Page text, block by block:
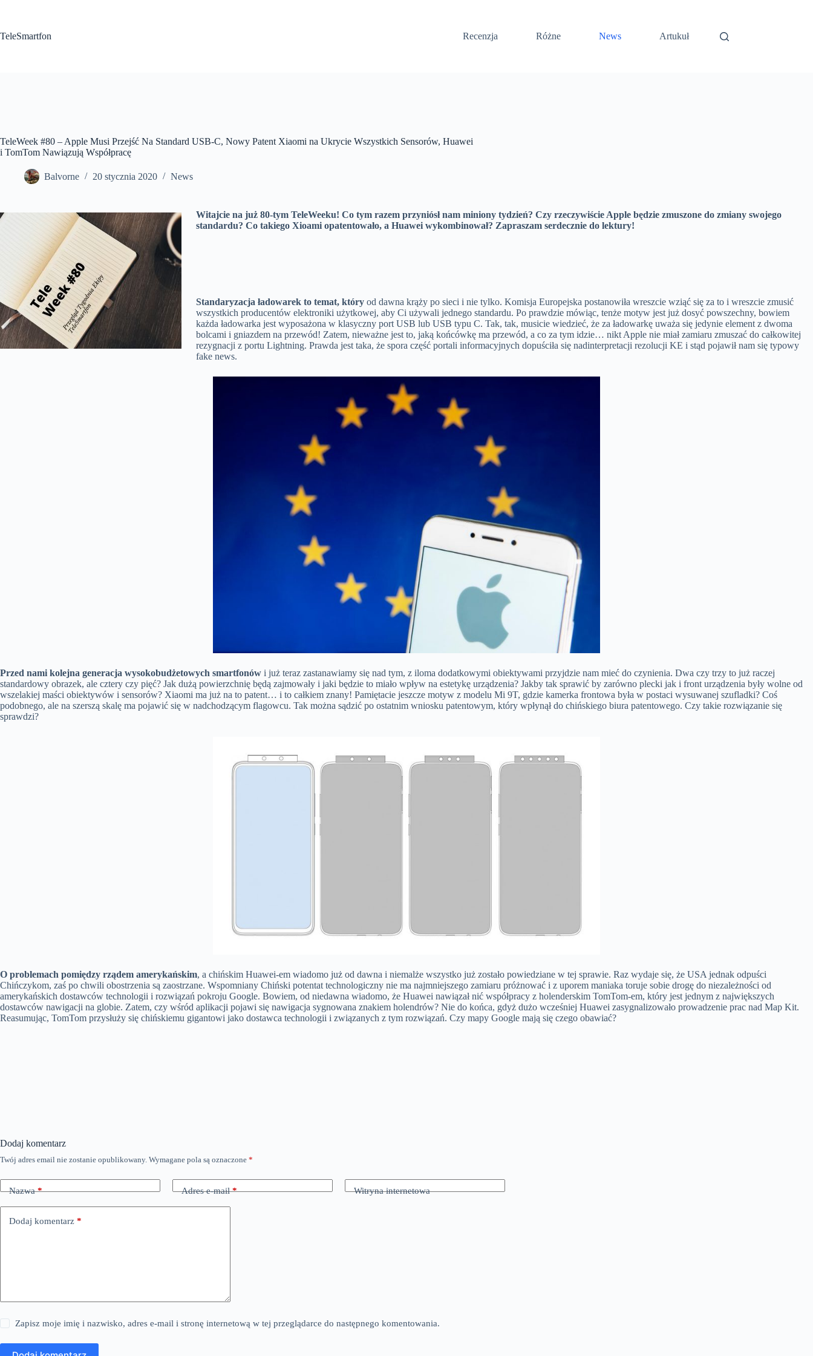
TeleSmartfon
Recenzja Różne News Artukuł
TeleWeek #80 – Apple Musi Przejść Na Standard USB-C, Nowy Patent Xiaomi na Ukrycie Wszystkich Sensorów, Huawei
i TomTom Nawiązują Współpracę
Balvorne 20 stycznia 2020 News
Witajcie na już 80-tym TeleWeeku! Co tym razem przyniósł nam miniony tydzień? Czy rzeczywiście Apple będzie zmuszone do zmiany swojego
standardu? Co takiego Xioami opatentowało, a Huawei wykombinował? Zapraszam serdecznie do lektury!
Standaryzacja ładowarek to temat, który od dawna krąży po sieci i nie tylko. Komisja Europejska postanowiła wreszcie wziąć się za to i wreszcie zmusić
wszystkich producentów elektroniki użytkowej, aby Ci używali jednego standardu. Po prawdzie mówiąc, tenże motyw jest już dosyć powszechny, bowiem
każda ładowarka jest wyposażona w klasyczny port USB lub USB typu C. Tak, tak, musicie wiedzieć, że za ładowarkę uważa się jedynie element z dwoma
bolcami i gniazdem na przewód! Zatem, nieważne jest to, jaką końcówkę ma przewód, a co za tym idzie… nikt Apple nie miał zamiaru zmuszać do całkowitej
rezygnacji z portu Lightning. Prawda jest taka, że spora część portali informacyjnych dopuściła się nadinterpretacji rezolucji KE i stąd pojawił nam się typowy
fake news.
Przed nami kolejna generacja wysokobudżetowych smartfonów i już teraz zastanawiamy się nad tym, z iloma dodatkowymi obiektywami przyjdzie nam mieć do czynienia. Dwa czy trzy to już raczej
standardowy obrazek, ale cztery czy pięć? Jak dużą powierzchnię będą zajmowały i jaki będzie to miało wpływ na estetykę urządzenia? Jakby tak sprawić by zarówno plecki jak i front urządzenia były wolne od
wszelakiej maści obiektywów i sensorów? Xiaomi ma już na to patent… i to całkiem znany! Pamiętacie jeszcze motyw z modelu Mi 9T, gdzie kamerka frontowa była w postaci wysuwanej szufladki? Coś
podobnego, ale na szerszą skalę ma pojawić się w nadchodzącym flagowcu. Tak można sądzić po ostatnim wniosku patentowym, który wpłynął do chińskiego biura patentowego. Czy takie rozwiązanie się
sprawdzi?
O problemach pomiędzy rządem amerykańskim, a chińskim Huawei-em wiadomo już od dawna i niemalże wszystko już zostało powiedziane w tej sprawie. Raz wydaje się, że USA jednak odpuści
Chińczykom, zaś po chwili obostrzenia są zaostrzane. Wspomniany Chiński potentat technologiczny nie ma najmniejszego zamiaru próżnować i z uporem maniaka toruje sobie drogę do niezależności od
amerykańskich dostawców technologii i rozwiązań pokroju Google. Bowiem, od niedawna wiadomo, że Huawei nawiązał nić współpracy z holenderskim TomTom-em, który jest jednym z największych
dostawców nawigacji na globie. Zatem, czy wśród aplikacji pojawi się nawigacja sygnowana znakiem holendrów? Nie do końca, gdyż dużo wcześniej Huawei zasygnalizowało prowadzenie prac nad Map Kit.
Reasumując, TomTom przysłuży się chińskiemu gigantowi jako dostawca technologii i związanych z tym rozwiązań. Czy mapy Google mają się czego obawiać?
Dodaj komentarz
Twój adres email nie zostanie opublikowany. Wymagane pola są oznaczone *
Nazwa* Adres e-mail* Witryna internetowa
Dodaj komentarz *
Zapisz moje imię i nazwisko, adres e-mail i stronę internetową w tej przeglądarce do następnego komentowania.